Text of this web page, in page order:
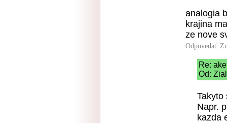
analogia
krajina
ze nove
Odpovedať
Re:
Od:
Takyto
Napr.
kazda